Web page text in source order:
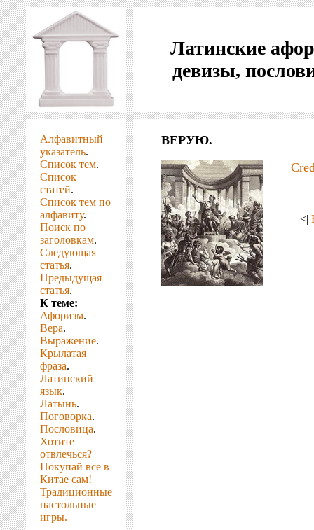
Латинские
девизы,
Алфавитный
указатель.
Список тем.
Список
статей.
Список тем по
алфавиту.
Поиск по
заголовкам.
Следующая
статья.
Предыдущая
статья.
К теме:
Афоризм.
Вера.
Выражение.
Крылатая
фраза.
Латинский
язык.
Латынь.
Поговорка.
Пословица.
Хотите
отвлечься?
Покупай все в
Китае сам!
Традиционные
настольные
игры.
ВЕРУЮ.
<|